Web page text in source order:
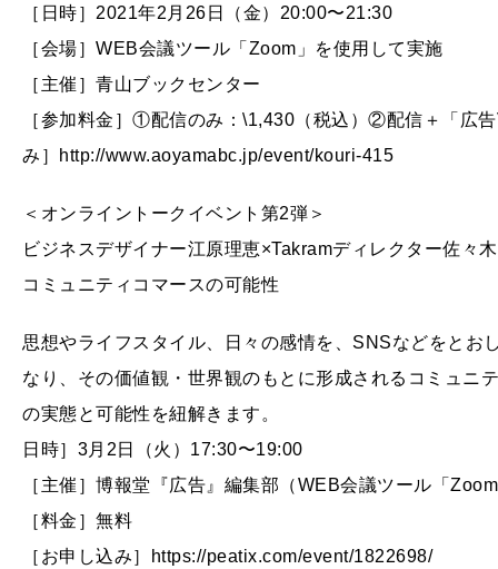
［日時］2021年2月26日（金）20:00〜21:30
［会場］WEB会議ツール「Zoom」を使用して実施
［主催］青山ブックセンター
［参加料金］①配信のみ：\1,430（税込）②配信＋「広
み］http://www.aoyamabc.jp/event/kouri-415
＜オンライントークイベント第2弾＞
ビジネスデザイナー江原理恵×Takramディレクター佐々
コミュニティコマースの可能性
思想やライフスタイル、日々の感情を、SNSなどをとお
なり、その価値観・世界観のもとに形成されるコミュニ
の実態と可能性を紐解きます。
日時］3月2日（火）17:30〜19:00
［主催］博報堂『広告』編集部（WEB会議ツール「
［料金］無料
［お申し込み］https://peatix.com/event/1822698/